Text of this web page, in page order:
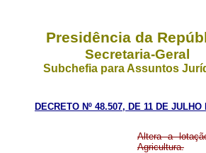
Presidência da
Secretaria-Geral
Subchefia para Assuntos
DECRETO Nº 48.507, DE 11 DE JULHO
Altera a
Agricultura.